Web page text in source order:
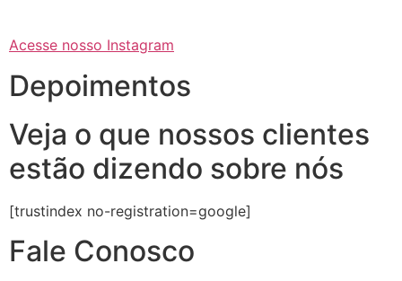
Acesse nosso Instagram
Depoimentos
Veja o que nossos clientes
estão dizendo sobre nós
[trustindex no-registration=google]
Fale Conosco